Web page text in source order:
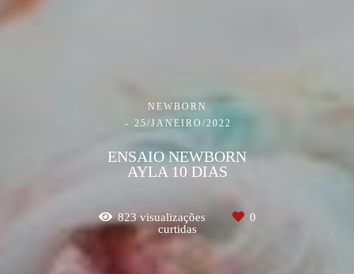
NEWBORN
25/JANEIRO/2022
ENSAIO NEWBORN
AYLA 10 DIAS
823visualizações
0
curtidas